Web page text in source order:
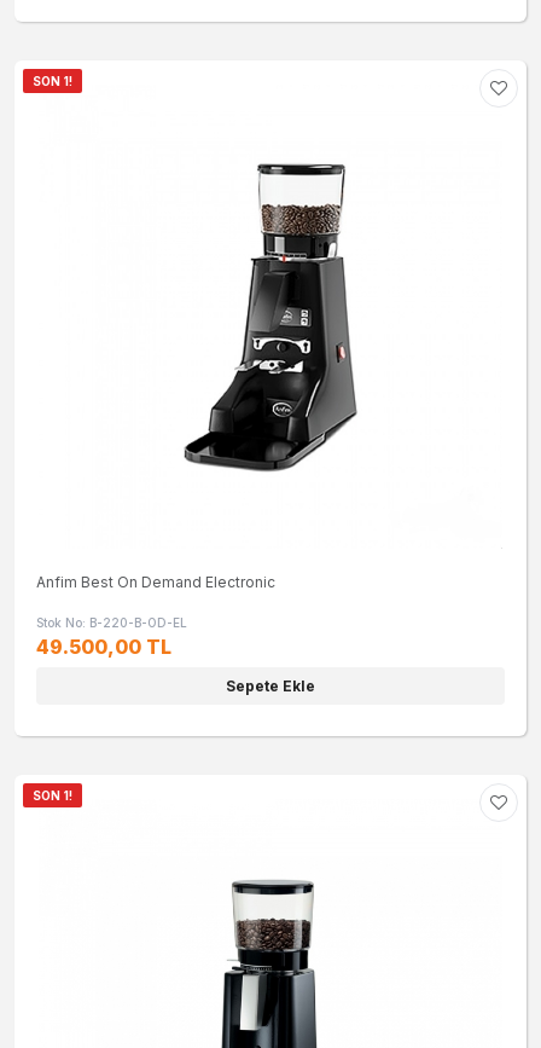
SON 1!
Anfim Best On Demand Electronic
Stok No: B-220-B-OD-EL
49.500,00 TL
Sepete Ekle
SON 1!